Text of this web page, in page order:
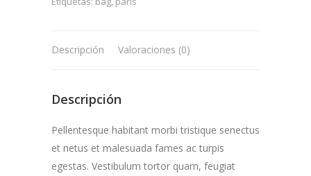
Descripción Valoraciones (0)
Descripción
Pellentesque habitant morbi tristique senectus
et netus et malesuada fames ac turpis
egestas. Vestibulum tortor quam, feugiat